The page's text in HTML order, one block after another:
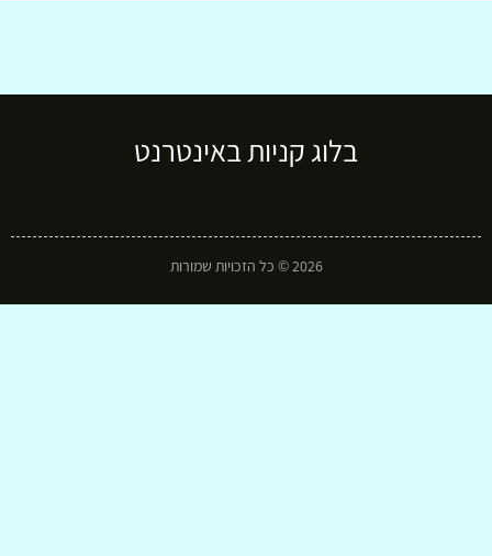
בלוג קניות באינטרנט
2026 © כל הזכויות שמורות